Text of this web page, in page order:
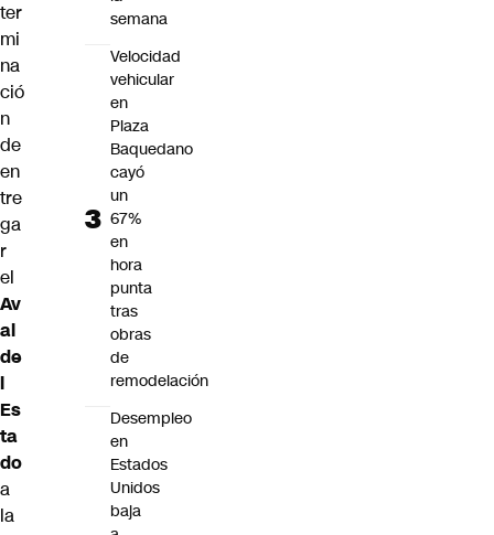
ter
mi
na
ció
n
de
en
tre
ga
r
el
Av
al
de
l
Es
ta
do
a
la
semana
Velocidad
vehicular
en
Plaza
Baquedano
cayó
un
67%
en
hora
punta
tras
obras
de
remodelación
Desempleo
en
Estados
Unidos
baja